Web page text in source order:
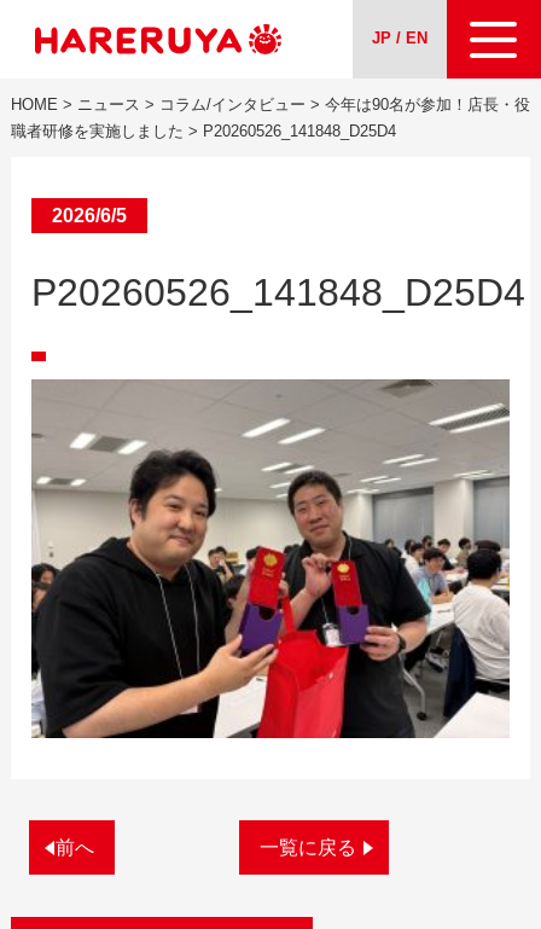
JP / EN
会社案内
HOME > ニュース > コラム/インタビュー > 今年は90名が参加！店長・役
職者研修を実施しました > P20260526_141848_D25D4
2026/6/5
P20260526_141848_D25D4
前へ 一覧に戻る